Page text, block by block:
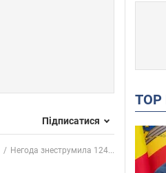
Підписатися
Негода знеструмила 124...